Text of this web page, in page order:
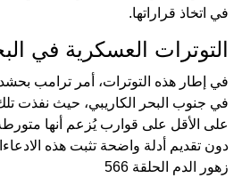
في اتخاذ قراراتها.
التوترات العسكرية في
في إطار هذه التوترات، أمر ترامب
في جنوب البحر الكاريبي، حيث نفذت
على الأقل على قوارب يُزعم أنها
دون تقديم أدلة واضحة تثبت هذه
زهور الدم الحلقة 566